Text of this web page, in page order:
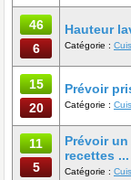
46
6
Hauteur
Catégorie :
15
20
Prévoir
Catégorie :
11
5
Prévoir
recettes ...
Catégorie :